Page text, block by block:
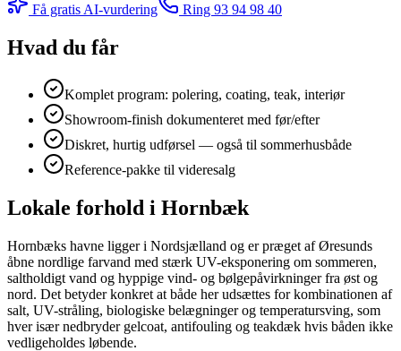
Få gratis AI-vurdering Ring 93 94 98 40
Hvad du får
Komplet program: polering, coating, teak, interiør
Showroom-finish dokumenteret med før/efter
Diskret, hurtig udførsel — også til sommerhusbåde
Reference-pakke til videresalg
Lokale forhold i Hornbæk
Hornbæks havne ligger i Nordsjælland og er præget af Øresunds
åbne nordlige farvand med stærk UV-eksponering om sommeren,
saltholdigt vand og hyppige vind- og bølgepåvirkninger fra øst og
nord. Det betyder konkret at både her udsættes for kombinationen af
salt, UV-stråling, biologiske belægninger og temperatursving, som
hver især nedbryder gelcoat, antifouling og teakdæk hvis båden ikke
vedligeholdes løbende.